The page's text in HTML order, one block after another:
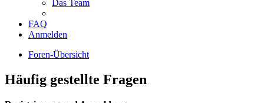
Das Team
FAQ
Anmelden
Foren-Übersicht
Häufig gestellte Fragen